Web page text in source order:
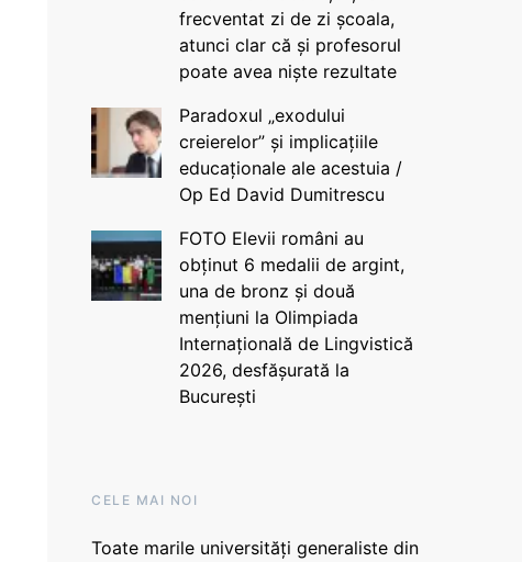
frecventat zi de zi școala,
atunci clar că și profesorul
poate avea niște rezultate
Paradoxul „exodului
creierelor” și implicațiile
educaționale ale acestuia /
Op Ed David Dumitrescu
FOTO Elevii români au
obținut 6 medalii de argint,
una de bronz și două
mențiuni la Olimpiada
Internațională de Lingvistică
2026, desfășurată la
București
CELE MAI NOI
Toate marile universități generaliste din